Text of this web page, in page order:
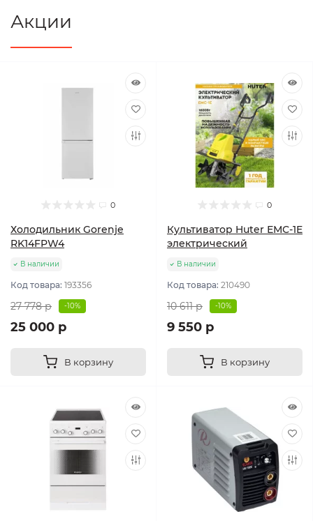
Акции
0
Холодильник Gorenje
RK14FPW4
В наличии
Код товара: 193356
27 778 р -10%
25 000 р
В корзину
0
Культиватор Huter ЕМС-1E
электрический
В наличии
Код товара: 210490
10 611 р -10%
9 550 р
В корзину